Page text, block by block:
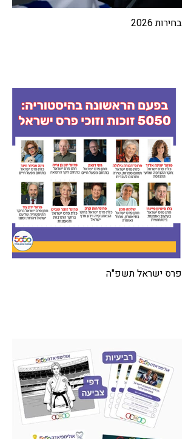
בחירות 2026
פרס ישראל תשפ"ה